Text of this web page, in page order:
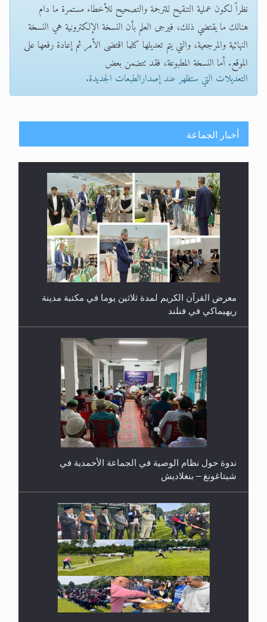
نظراً لكون عملية التنقيح للترجمة والتصحيح للأخطاء مستمرة ما دام
هنالك ما يقتضي ذلك، فيرجى العلم بأن النسخة الإلكترونية هي النسخة
النهائية والمرجعية، والتي يتم تعديلها كلما اقتضى الأمر ثم إعادة رفعها على
الموقع. أما النسخة المطبوعة، فقد تتضمن بعض
التعديلات التي ستظهر عند إصدارالطبعات الجديدة.
أخبار الجماعة
معرض القرآن الكريم لمدة ثلاثين يوما في مكتبة مدينة
ريهيماكي في فنلند
ندوة حول نظام الوصية في الجماعة الأحمدية في
شيتاغونغ – بنغلاديش